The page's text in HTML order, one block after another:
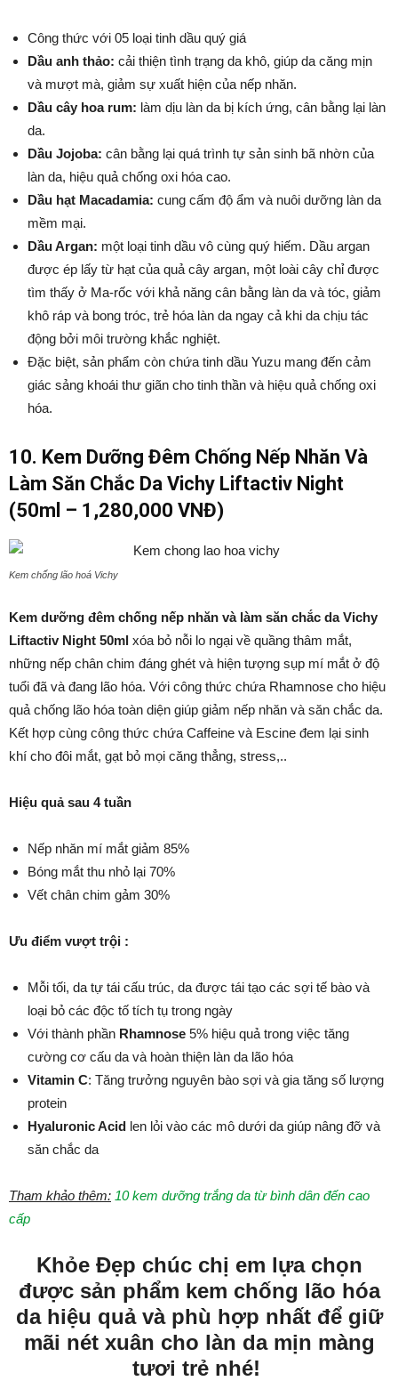
Công thức với 05 loại tinh dầu quý giá
Dầu anh thảo: cải thiện tình trạng da khô, giúp da căng mịn
và mượt mà, giảm sự xuất hiện của nếp nhăn.
Dầu cây hoa rum: làm dịu làn da bị kích ứng, cân bằng lại làn
da.
Dầu Jojoba: cân bằng lại quá trình tự sản sinh bã nhờn của
làn da, hiệu quả chống oxi hóa cao.
Dầu hạt Macadamia: cung cấm độ ẩm và nuôi dưỡng làn da
mềm mại.
Dầu Argan: một loại tinh dầu vô cùng quý hiếm. Dầu argan
được ép lấy từ hạt của quả cây argan, một loài cây chỉ được
tìm thấy ở Ma-rốc với khả năng cân bằng làn da và tóc, giảm
khô ráp và bong tróc, trẻ hóa làn da ngay cả khi da chịu tác
động bởi môi trường khắc nghiệt.
Đặc biệt, sản phẩm còn chứa tinh dầu Yuzu mang đến cảm
giác sảng khoái thư giãn cho tinh thần và hiệu quả chống oxi
hóa.
10. Kem Dưỡng Đêm Chống Nếp Nhăn Và
Làm Săn Chắc Da Vichy Liftactiv Night
(50ml – 1,280,000 VNĐ)
Kem chống lão hoá Vichy
Kem dưỡng đêm chống nếp nhăn và làm săn chắc da Vichy
Liftactiv Night 50ml xóa bỏ nỗi lo ngại về quầng thâm mắt,
những nếp chân chim đáng ghét và hiện tượng sụp mí mắt ở độ
tuổi đã và đang lão hóa. Với công thức chứa Rhamnose cho hiệu
quả chống lão hóa toàn diện giúp giảm nếp nhăn và săn chắc da.
Kết hợp cùng công thức chứa Caffeine và Escine đem lại sinh
khí cho đôi mắt, gạt bỏ mọi căng thẳng, stress,..
Hiệu quả sau 4 tuần
Nếp nhăn mí mắt giảm 85%
Bóng mắt thu nhỏ lại 70%
Vết chân chim gảm 30%
Ưu điểm vượt trội :
Mỗi tối, da tự tái cấu trúc, da được tái tạo các sợi tế bào và
loại bỏ các độc tố tích tụ trong ngày
Với thành phần Rhamnose 5% hiệu quả trong việc tăng
cường cơ cấu da và hoàn thiện làn da lão hóa
Vitamin C: Tăng trưởng nguyên bào sợi và gia tăng số lượng
protein
Hyaluronic Acid len lỏi vào các mô dưới da giúp nâng đỡ và
săn chắc da
Tham khảo thêm: 10 kem dưỡng trắng da từ bình dân đến cao
cấp
Khỏe Đẹp chúc chị em lựa chọn
được sản phẩm kem chống lão hóa
da hiệu quả và phù hợp nhất để giữ
mãi nét xuân cho làn da mịn màng
tươi trẻ nhé!